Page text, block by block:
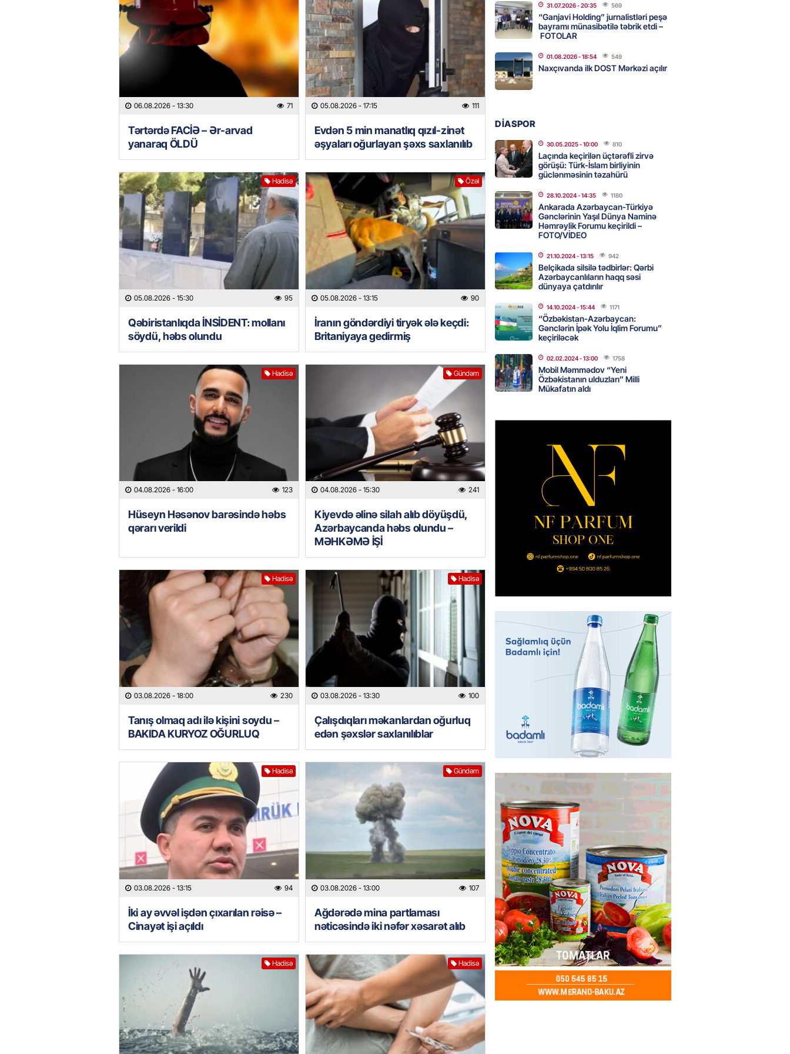
06.08.2026 - 13:30 71
Tərtərdə FACİƏ – Ər-arvad
yanaraq ÖLDÜ
05.08.2026 - 17:15 111
Evdən 5 min manatlıq qızıl-zinət
əşyaları oğurlayan şəxs saxlanılıb
Hadisə
05.08.2026 - 15:30 95
Qəbiristanlıqda İNSİDENT: mollanı
söydü, həbs olundu
Özəl
05.08.2026 - 13:15 90
İranın göndərdiyi tiryək ələ keçdi:
Britaniyaya gedirmiş
Hadisə
04.08.2026 - 16:00 123
Hüseyn Həsənov barəsində həbs
qərarı verildi
Gündəm
04.08.2026 - 15:30 241
Kiyevdə əlinə silah alıb döyüşdü,
Azərbaycanda həbs olundu –
MƏHKƏMƏ İŞİ
Hadisə
03.08.2026 - 18:00 230
Tanış olmaq adı ilə kişini soydu –
BAKIDA KURYOZ OĞURLUQ
Hadisə
03.08.2026 - 13:30 100
Çalışdıqları məkanlardan oğurluq
edən şəxslər saxlanılıblar
Hadisə
03.08.2026 - 13:15 94
İki ay əvvəl işdən çıxarılan rəisə –
Cinayət işi açıldı
Gündəm
03.08.2026 - 13:00 107
Ağdərədə mina partlaması
nəticəsində iki nəfər xəsarət alıb
Hadisə Hadisə
üstünlük verərdim
06.08.2026- 13:15 69
GÜNDƏM
Azərbaycan üzərindən Ermənistana
Rusiya buğdası gedib
BANNER
ABŞ-da qalma müddətinizi aşsanız,
gələcəkdə ABŞ-a girişinizə daimi
qadağa qoyula bilər
GÜNDƏM
Rusiya Qafanda baş konsulluq açmaq
06.08.2026- 12:30
GÜNDƏM
Hamımız niyə davamlı olaraq yorğunuq
– Səbəbini biləndə ŞOKA
DÜŞƏCƏKSİNİZ
06.08.2026- 12:15
BANNER
“Kaddeh Bulvar” restoranında şok olay:
Köpəkbalıqları qohumlarını tanıyır və
onlarla vaxt keçirməyi sevirlər-
ALİMLƏR HEYRƏT İÇİNDƏ
06.08.2026 - 11:45
Ceyhun Bayramovun Ukraynaya rəsmi
səfəri başlayıb
BANNER
Məşhur xanım bəstəkar necə qətlə
yetirildi? – VİDEO
- 11:15 63
İran ərəb ölkələrinə zərbə endirməklə
hədələyir
06.08.2026- 11:00 69
MANŞET
Türkiyə Qara dənizdə mülki gəmilərə
hücumları qəbuledilməz hesab edir
06.08.2026- 10:45
HIDROMETEOROLOGIYA
Bu ərazilərə yağış yağıb
06.08.2026- 10:30 65
BANNER
Bu ölkəyə yayda qar yağdı
06.08.2026- 10:15 83
GÜNDƏM
Yaponiyada Xirosima qurbanlarının
xatirəsi yad ediləcək
06.08.2026- 10:00 76
31.07.2026- 20:35 569
“Ganjavi Holding” jurnalistləri peşə
bayramı münasibətilə təbrik etdi –
FOTOLAR
01.08.2026- 18:54 549
Naxçıvanda ilk DOST Mərkəzi açılır
DİASPOR
30.05.2025- 10:00 810
Laçında keçirilən üçtərəfli zirvə
görüşü: Türk-İslam birliyinin
güclənməsinin təzahürü
28.10.2024- 14:35 1180
Ankarada Azərbaycan-Türkiyə
Gənclərinin Yaşıl Dünya Naminə
Həmrəylik Forumu keçirildi –
FOTO/VİDEO
21.10.2024- 13:15 942
Belçikada silsilə tədbirlər: Qərbi
Azərbaycanlıların haqq səsi
dünyaya çatdırılır
14.10.2024- 15:44 1171
“Özbəkistan-Azərbaycan:
Gənclərin İpək Yolu İqlim Forumu”
keçiriləcək
02.02.2024- 13:00 1758
Mobil Məmmədov “Yeni
Özbəkistanın ulduzları” Milli
Mükafatın aldı